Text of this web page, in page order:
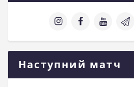
Наступний матч